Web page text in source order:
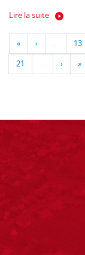
Lire la suite
« ‹ … 13
21 … › »